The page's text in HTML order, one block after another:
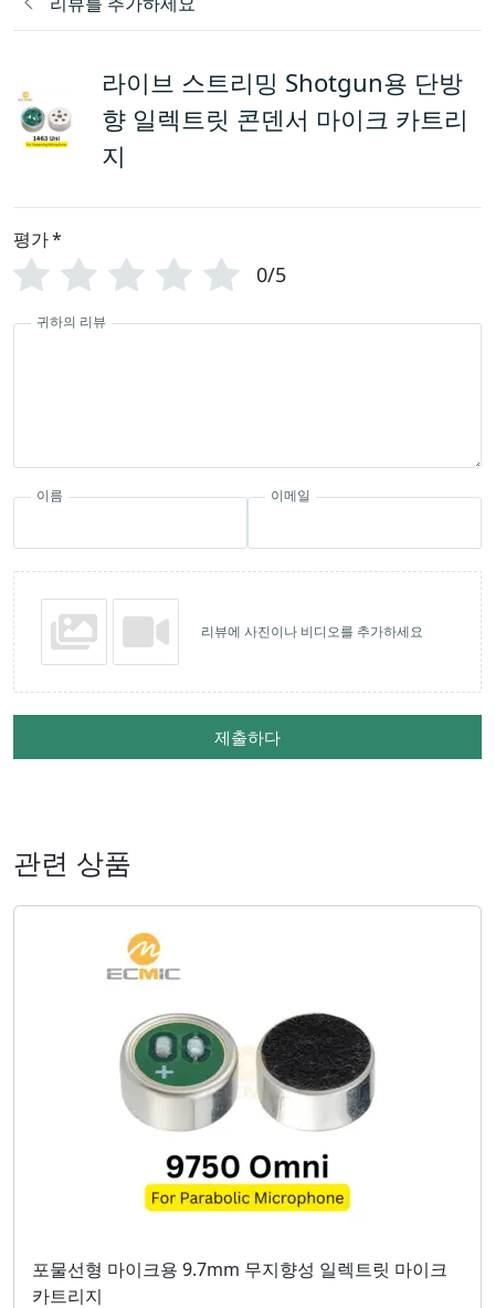
라이브 스트리밍 Shotgun용 단방
향 일렉트릿 콘덴서 마이크 카트리
지
평가*
0/5
귀하의 리뷰
이름 이메일
리뷰에 사진이나 비디오를 추가하세요
제출하다
관련 상품
포물선형 마이크용 9.7mm 무지향성 일렉트릿 마이크
카트리지